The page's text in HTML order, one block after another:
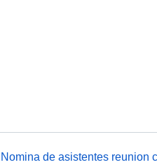
Nomina de asistentes reunion